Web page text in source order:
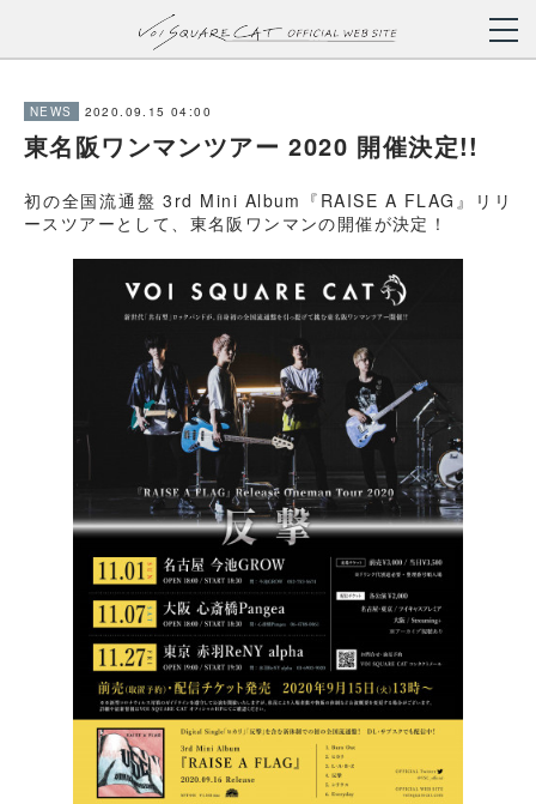
NEWS 2020.09.15 04:00
東名阪ワンマンツアー 2020 開催決定!!
初の全国流通盤 3rd Mini Album『RAISE A FLAG』リリ
ースツアーとして、東名阪ワンマンの開催が決定！